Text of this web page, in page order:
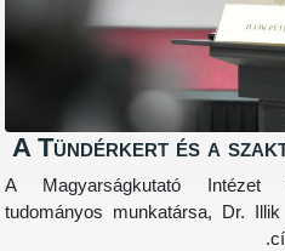
A Tündérkert
A
tudományos